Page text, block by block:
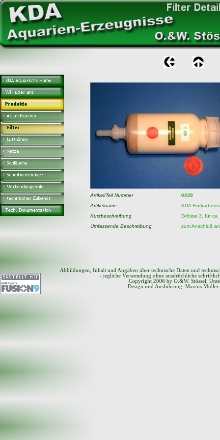
Artikel/Teil Nummer
0439
Artikelname
KDA-
Kurzbeschreibung
Grösse 3, für
Umfassende Beschreibung
zum Anschluß
Abbildungen, Inhalt und Angaben über technische Daten und
- jegliche Verwendung ohne ausdrüchliche
Copyright 2006 by O.&W. Stössel,
Design und Ausführung: Marcus